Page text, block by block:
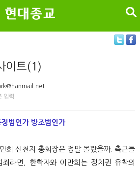
검색
이트(1)
입력
범인가 방조범인가
희 신천지 총회장은 정말 몰랐을까. 측근들
라면, 한학자와 이만희는 정치권 유착의